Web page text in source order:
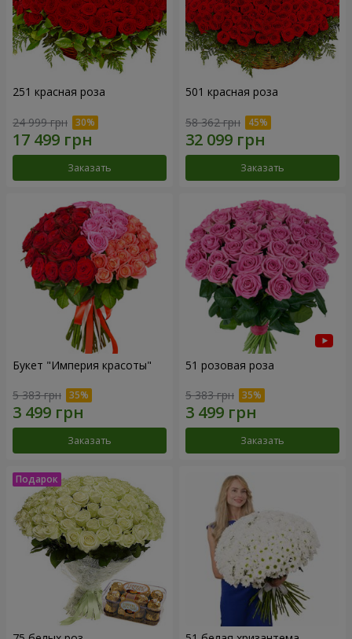
251 красная роза
24 999 грн
Заказать
501 красная роза
58 362 грн
Заказать
Букет "Империя красоты"
5 383 грн
Заказать
51 розовая роза
5 383 грн
Заказать